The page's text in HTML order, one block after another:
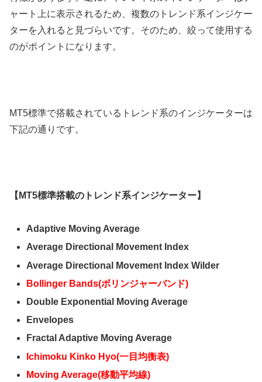
ャート上に表示されるため、複数のトレンド系インジケー
ターを入れると見づらいです。そのため、絞って使用する
のがポイントになります。
MT5標準で搭載されているトレンド系のインジケーターは
下記の通りです。
【MT5標準搭載のトレンド系インジケーター】
Adaptive Moving Average
Average Directional Movement Index
Average Directional Movement Index Wilder
Bollinger Bands(ボリンジャーバンド)
Double Exponential Moving Average
Envelopes
Fractal Adaptive Moving Average
Ichimoku Kinko Hyo(一目均衡表)
Moving Average(移動平均線)